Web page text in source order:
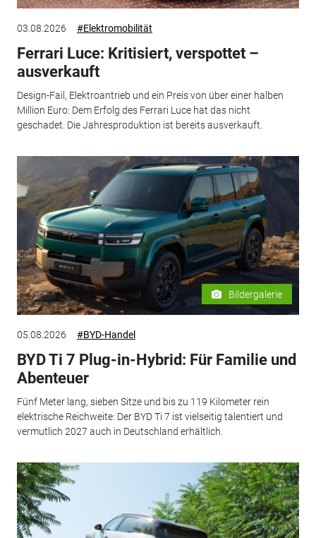
03.08.2026 #Elektromobilität
Ferrari Luce: Kritisiert, verspottet –
ausverkauft
Design-Fail, Elektroantrieb und ein Preis von über einer halben
Million Euro: Dem Erfolg des Ferrari Luce hat das nicht
geschadet. Die Jahresproduktion ist bereits ausverkauft.
Bildergalerie
05.08.2026 #BYD-Handel
BYD Ti 7 Plug-in-Hybrid: Für Familie und
Abenteuer
Fünf Meter lang, sieben Sitze und bis zu 119 Kilometer rein
elektrische Reichweite: Der BYD Ti 7 ist vielseitig talentiert und
vermutlich 2027 auch in Deutschland erhältlich.